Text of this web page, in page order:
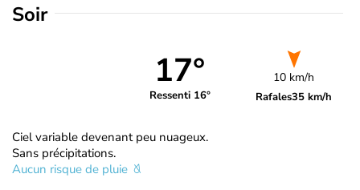
Soir
17°
Ressenti 16°
10 km/h
Rafales35 km/h
Ciel variable devenant peu nuageux.
Sans précipitations.
Aucun risque de pluie